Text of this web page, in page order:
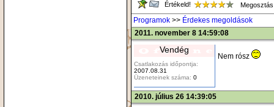
Értékeld!
Programok >> Érdekes megoldások
2011. november 8 14:59:08
Vendég
Csatlakozás időpontja:
2007.08.31
Üzeneteinek száma: 0
Nem rósz
2010. július 26 14:39:05